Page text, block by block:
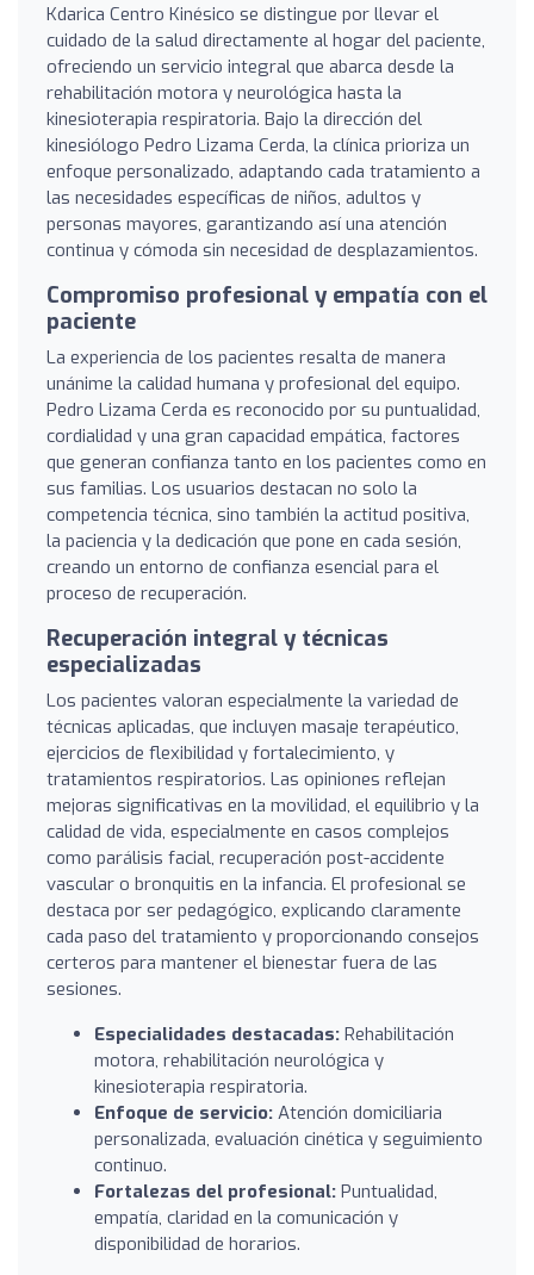
Kdarica Centro Kinésico se distingue por llevar el
cuidado de la salud directamente al hogar del paciente,
ofreciendo un servicio integral que abarca desde la
rehabilitación motora y neurológica hasta la
kinesioterapia respiratoria. Bajo la dirección del
kinesiólogo Pedro Lizama Cerda, la clínica prioriza un
enfoque personalizado, adaptando cada tratamiento a
las necesidades específicas de niños, adultos y
personas mayores, garantizando así una atención
continua y cómoda sin necesidad de desplazamientos.
Compromiso profesional y empatía con el
paciente
La experiencia de los pacientes resalta de manera
unánime la calidad humana y profesional del equipo.
Pedro Lizama Cerda es reconocido por su puntualidad,
cordialidad y una gran capacidad empática, factores
que generan confianza tanto en los pacientes como en
sus familias. Los usuarios destacan no solo la
competencia técnica, sino también la actitud positiva,
la paciencia y la dedicación que pone en cada sesión,
creando un entorno de confianza esencial para el
proceso de recuperación.
Recuperación integral y técnicas
especializadas
Los pacientes valoran especialmente la variedad de
técnicas aplicadas, que incluyen masaje terapéutico,
ejercicios de flexibilidad y fortalecimiento, y
tratamientos respiratorios. Las opiniones reflejan
mejoras significativas en la movilidad, el equilibrio y la
calidad de vida, especialmente en casos complejos
como parálisis facial, recuperación post-accidente
vascular o bronquitis en la infancia. El profesional se
destaca por ser pedagógico, explicando claramente
cada paso del tratamiento y proporcionando consejos
certeros para mantener el bienestar fuera de las
sesiones.
Especialidades destacadas: Rehabilitación
motora, rehabilitación neurológica y
kinesioterapia respiratoria.
Enfoque de servicio: Atención domiciliaria
personalizada, evaluación cinética y seguimiento
continuo.
Fortalezas del profesional: Puntualidad,
empatía, claridad en la comunicación y
disponibilidad de horarios.